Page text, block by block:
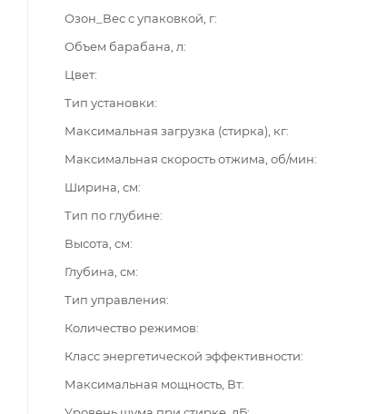
Озон_Вес с упаковкой, г
Объем барабана, л
Цвет
Тип установки
Максимальная загрузка (стирка), кг
Максимальная скорость отжима, об/мин
Ширина, см
Тип по глубине
Высота, см
Глубина, см
Тип управления
Количество режимов
Класс энергетической эффективности
Максимальная мощность, Вт